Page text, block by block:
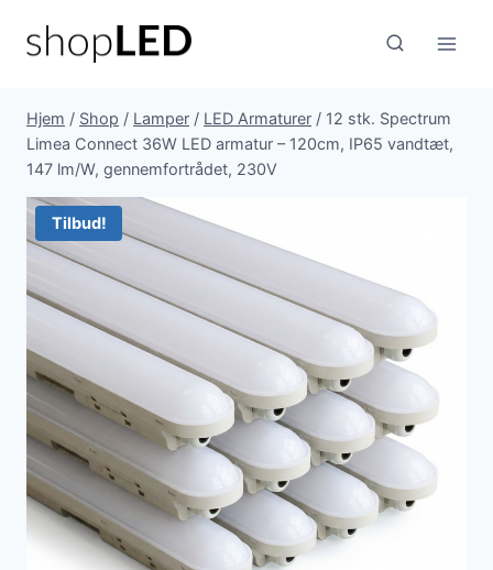
Hjem / Shop / Lamper / LED Armaturer / 12 stk. Spectrum
Limea Connect 36W LED armatur – 120cm, IP65 vandtæt,
147 lm/W, gennemfortrådet, 230V
Tilbud!